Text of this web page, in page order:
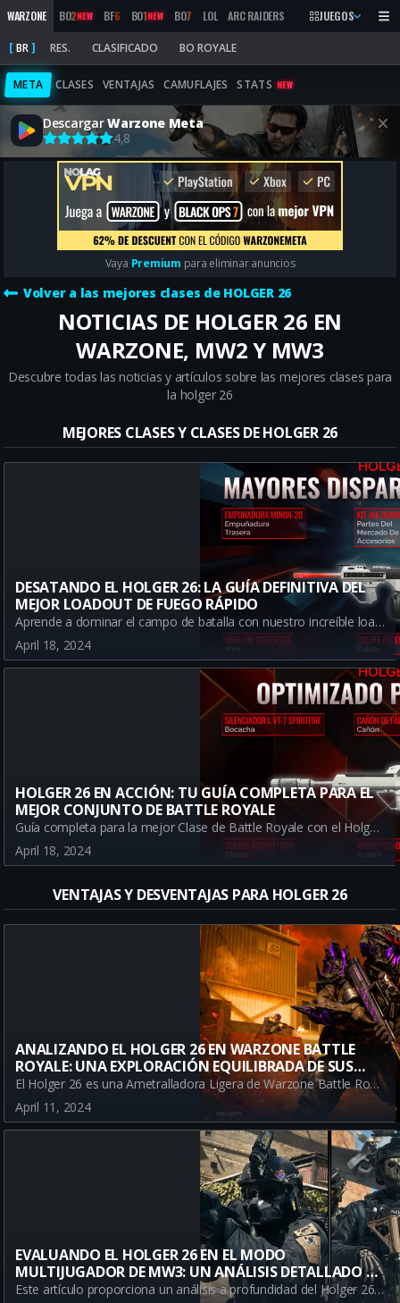
WARZONE BO2NEW BF6 BO1NEW BO7 LOL ARC RAIDERS MW2019 MARATHON
JUEGOS
BR RES. CLASIFICADO BO ROYALE
META CLASES VENTAJAS CAMUFLAJES STATS NEW
DescargarWarzone Meta
4,8
Vaya Premium para eliminar anuncios
Volver a las mejores clases de HOLGER 26
NOTICIAS DE HOLGER 26 EN
WARZONE, MW2 Y MW3
Descubre todas las noticias y artículos sobre las mejores clases para
la holger 26
MEJORES CLASES Y CLASES DE HOLGER 26
DESATANDO EL HOLGER 26: LA GUÍA DEFINITIVA DEL
MEJOR LOADOUT DE FUEGO RÁPIDO
Aprende a dominar el campo de batalla con nuestro increíble loadout de fuego rápido para el Holger 26 en Warzone. Mejora tu cadencia de disparo, control de retroceso y más. ¡Es hora de dejar tu marca en Urzikstan!
April 18, 2024
HOLGER 26 EN ACCIÓN: TU GUÍA COMPLETA PARA EL
MEJOR CONJUNTO DE BATTLE ROYALE
Guía completa para la mejor Clase de Battle Royale con el Holger 26. Aprende a optimizar el Holger 26 con accesorios para el mejor control de retroceso y velocidad de frente bala en Call of Duty: Warzone.
April 18, 2024
VENTAJAS Y DESVENTAJAS PARA HOLGER 26
ANALIZANDO EL HOLGER 26 EN WARZONE BATTLE
ROYALE: UNA EXPLORACIÓN EQUILIBRADA DE SUS
VENTAJAS Y DESVENTAJAS
El Holger 26 es una Ametralladora Ligera de Warzone Battle Royale, destacada por su control de retroceso, alta daño y buen manejo. Un arma sólida para combate a larga distancia, pero no tan eficaz a corta distancia. Descubra más en este análisis detallado y equilibrado.
April 11, 2024
EVALUANDO EL HOLGER 26 EN EL MODO
MULTIJUGADOR DE MW3: UN ANÁLISIS DETALLADO DE
LOS PROS & CONTRAS
Este artículo proporciona un análisis a profundidad del Holger 26 en el Modo Multijugador de MW3. Discutimos las ventajas y desventajas en el juego, con enlaces a las mejores clases y la Meta de MW3.